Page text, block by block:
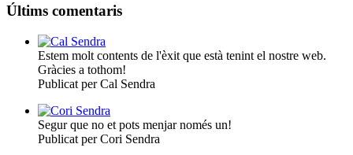
Últims comentaris
Estem molt contents de l'èxit que està tenint el nostre web.
Gràcies a tothom!
Publicat per Cal Sendra
Segur que no et pots menjar només un!
Publicat per Cori Sendra